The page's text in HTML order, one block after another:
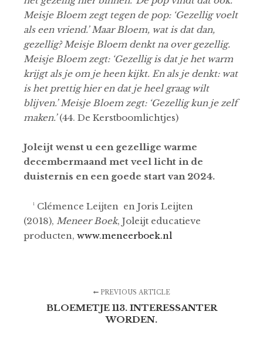
Meisje Bloem zegt tegen de pop: ‘Gezellig voelt
als een vriend.’ Maar Bloem, wat is dat dan,
gezellig? Meisje Bloem denkt na over gezellig.
Meisje Bloem zegt: ‘Gezellig is dat je het warm
krijgt als je om je heen kijkt. En als je denkt: wat
is het prettig hier en dat je heel graag wilt
blijven.’ Meisje Bloem zegt: ‘Gezellig kun je zelf
maken.’(44. De Kerstboomlichtjes)
Joleijt wenst u een gezellige warme
decembermaand met veel licht in de
duisternis en een goede start van 2024.
¹ Clémence Leijten en Joris Leijten
(2018), Meneer Boek, Joleijt educatieve
producten, www.meneerboek.nl
PREVIOUS ARTICLE
BLOEMETJE 113. INTERESSANTER
WORDEN.